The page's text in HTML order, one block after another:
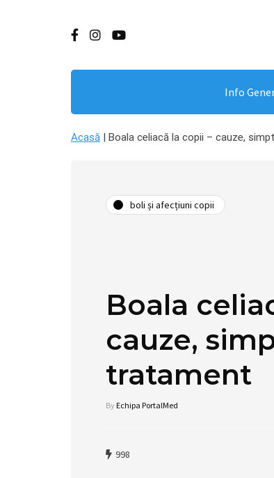
Info
Acasă | Boala celiacă la copii – cauze,
boli și afecțiuni copii
Boala
cauze,
tratament
By Echipa PortalMed
998